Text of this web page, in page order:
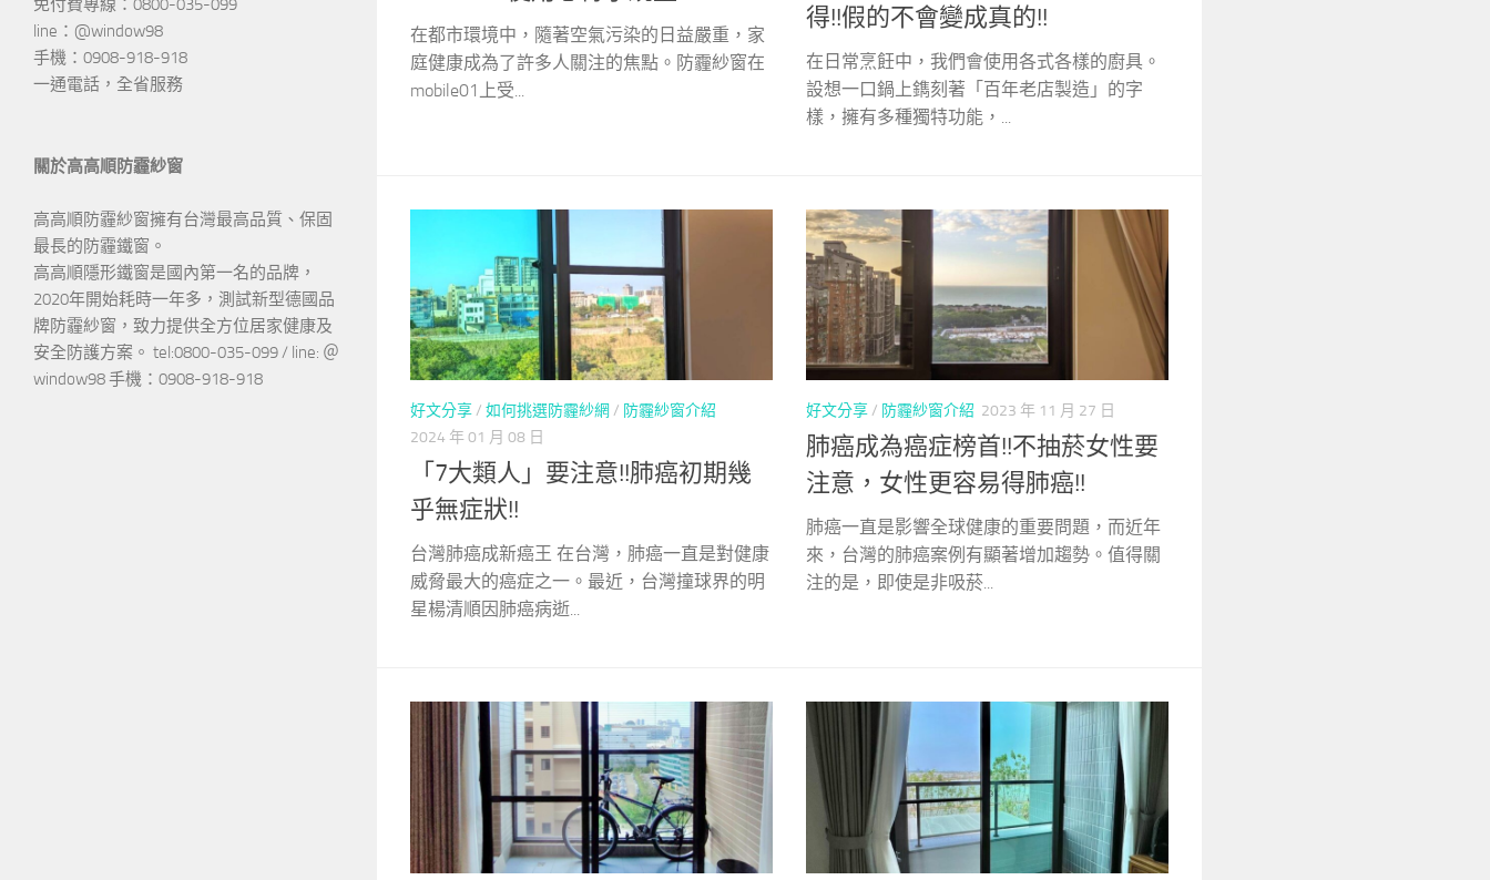
在都市環境中，隨著空氣污染的日益嚴重，家
庭健康成為了許多人關注的焦點。防霾紗窗在
mobile01上受...
得!!假的不會變成真的!!
在日常烹飪中，我們會使用各式各樣的廚具。
設想一口鍋上鐫刻著「百年老店製造」的字
樣，擁有多種獨特功能，...
好文分享/ 如何挑選防霾紗網 / 防霾紗窗介紹
2024 年 01 月 08 日
「7大類人」要注意!!肺癌初期幾
乎無症狀!!
台灣肺癌成新癌王 在台灣，肺癌一直是對健康
威脅最大的癌症之一。最近，台灣撞球界的明
星楊清順因肺癌病逝...
好文分享/ 防霾紗窗介紹 2023 年 11 月 27 日
肺癌成為癌症榜首!!不抽菸女性要
注意，女性更容易得肺癌!!
肺癌一直是影響全球健康的重要問題，而近年
來，台灣的肺癌案例有顯著增加趨勢。值得關
注的是，即使是非吸菸...
免付費專線：0800-035-099
line：@window98
手機：0908-918-918
一通電話，全省服務
關於高高順防霾紗窗
高高順防霾紗窗擁有台灣最高品質、保固
最長的防霾鐵窗。
高高順隱形鐵窗是國內第一名的品牌，
2020年開始耗時一年多，測試新型德國品
牌防霾紗窗，致力提供全方位居家健康及
安全防護方案。 tel:0800-035-099 / line: ＠
window98 手機：0908-918-918